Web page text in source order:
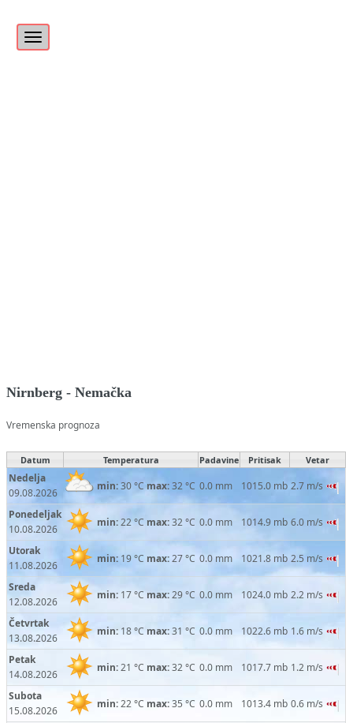
Nirnberg - Nemačka
Vremenska prognoza
Datum Temperatura Padavine Pritisak Vetar
Nedelja
09.08.2026
min:30 °C max:32 °C 0.0 mm 1015.0 mb 2.7 m/s
Ponedeljak
10.08.2026
min:22 °C max:32 °C 0.0 mm 1014.9 mb 6.0 m/s
Utorak
11.08.2026
min:19 °C max:27 °C 0.0 mm 1021.8 mb 2.5 m/s
Sreda
12.08.2026
min:17 °C max:29 °C 0.0 mm 1024.0 mb 2.2 m/s
Četvrtak
13.08.2026
min:18 °C max:31 °C 0.0 mm 1022.6 mb 1.6 m/s
Petak
14.08.2026
min:21 °C max:32 °C 0.0 mm 1017.7 mb 1.2 m/s
Subota
15.08.2026
min:22 °C max:35 °C 0.0 mm 1013.4 mb 0.6 m/s